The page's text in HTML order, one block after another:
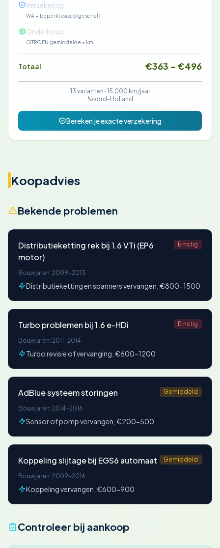
Verzekering
WA + beperkt casco (geschat)
Onderhoud
CITROEN gemiddelde × km
Totaal €363 – €496
13 varianten · 15.000 km/jaar
Noord-Holland
Bereken je exacte verzekering
Koopadvies
Bekende problemen
Distributieketting rek bij 1.6 VTi (EP6
motor)
Ernstig
Bouwjaren: 2009-2013
Distributieketting en spanners vervangen, €800-1500
Turbo problemen bij 1.6 e-HDi Ernstig
Bouwjaren: 2011-2014
Turbo revisie of vervanging, €600-1200
AdBlue systeem storingen Gemiddeld
Bouwjaren: 2014-2016
Sensor of pomp vervangen, €200-500
Koppeling slijtage bij EGS6 automaat Gemiddeld
Bouwjaren: 2009-2016
Koppeling vervangen, €600-900
Controleer bij aankoop